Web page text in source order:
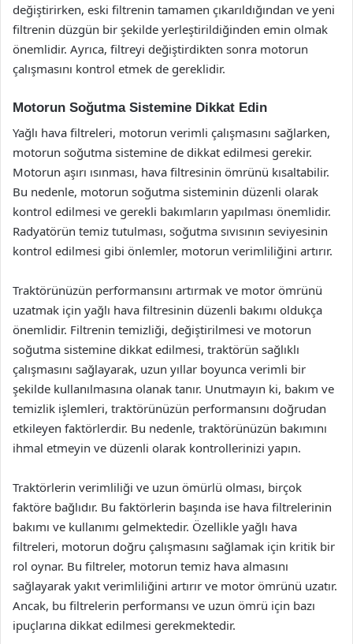
değiştirirken, eski filtrenin tamamen çıkarıldığından ve yeni
filtrenin düzgün bir şekilde yerleştirildiğinden emin olmak
önemlidir. Ayrıca, filtreyi değiştirdikten sonra motorun
çalışmasını kontrol etmek de gereklidir.
Motorun Soğutma Sistemine Dikkat Edin
Yağlı hava filtreleri, motorun verimli çalışmasını sağlarken,
motorun soğutma sistemine de dikkat edilmesi gerekir.
Motorun aşırı ısınması, hava filtresinin ömrünü kısaltabilir.
Bu nedenle, motorun soğutma sisteminin düzenli olarak
kontrol edilmesi ve gerekli bakımların yapılması önemlidir.
Radyatörün temiz tutulması, soğutma sıvısının seviyesinin
kontrol edilmesi gibi önlemler, motorun verimliliğini artırır.
Traktörünüzün performansını artırmak ve motor ömrünü
uzatmak için yağlı hava filtresinin düzenli bakımı oldukça
önemlidir. Filtrenin temizliği, değiştirilmesi ve motorun
soğutma sistemine dikkat edilmesi, traktörün sağlıklı
çalışmasını sağlayarak, uzun yıllar boyunca verimli bir
şekilde kullanılmasına olanak tanır. Unutmayın ki, bakım ve
temizlik işlemleri, traktörünüzün performansını doğrudan
etkileyen faktörlerdir. Bu nedenle, traktörünüzün bakımını
ihmal etmeyin ve düzenli olarak kontrollerinizi yapın.
Traktörlerin verimliliği ve uzun ömürlü olması, birçok
faktöre bağlıdır. Bu faktörlerin başında ise hava filtrelerinin
bakımı ve kullanımı gelmektedir. Özellikle yağlı hava
filtreleri, motorun doğru çalışmasını sağlamak için kritik bir
rol oynar. Bu filtreler, motorun temiz hava almasını
sağlayarak yakıt verimliliğini artırır ve motor ömrünü uzatır.
Ancak, bu filtrelerin performansı ve uzun ömrü için bazı
ipuçlarına dikkat edilmesi gerekmektedir.